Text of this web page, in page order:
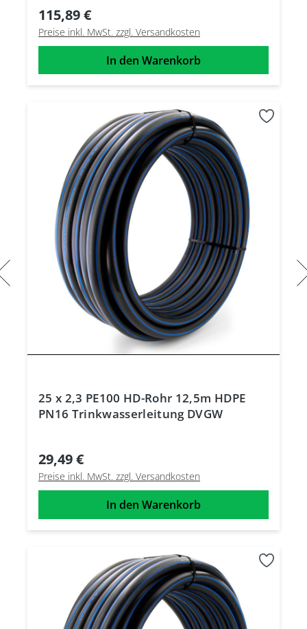
115,89 €
Preise inkl. MwSt. zzgl. Versandkosten
In den Warenkorb
25 x 2,3 PE100 HD-Rohr 12,5m HDPE
PN16 Trinkwasserleitung DVGW
29,49 €
Preise inkl. MwSt. zzgl. Versandkosten
In den Warenkorb